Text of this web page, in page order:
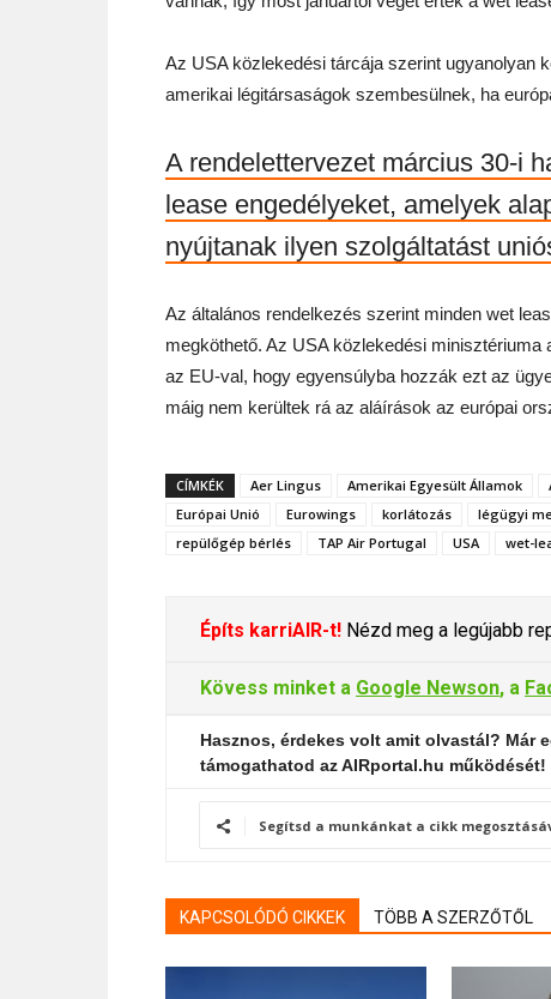
Az USA közlekedési tárcája szerint ugyanolyan
amerikai légitársaságok szembesülnek, ha
A rendelettervezet március 30-i
lease engedélyeket, amelyek
nyújtanak ilyen szolgáltatást
Az általános rendelkezés szerint minden wet
megköthető. Az USA közlekedési
az EU-val, hogy egyensúlyba hozzák ezt az
máig nem kerültek rá az aláírások az európai
CÍMKÉK Aer Lingus Amerikai Egyesült Államok
Európai Unió
Eurowings korlátozás légügyi
repülőgép bérlés
TAP Air Portugal USA wet-
Építs karriAIR-t! Nézd meg a legújabb
Kövess minket a Google Newson, a
Hasznos, érdekes volt amit olvastál? Már
támogathatod az AIRportal.hu működését!
Segítsd a munkánkat a cikk
KAPCSOLÓDÓ CIKKEK TÖBB A SZERZŐTŐL